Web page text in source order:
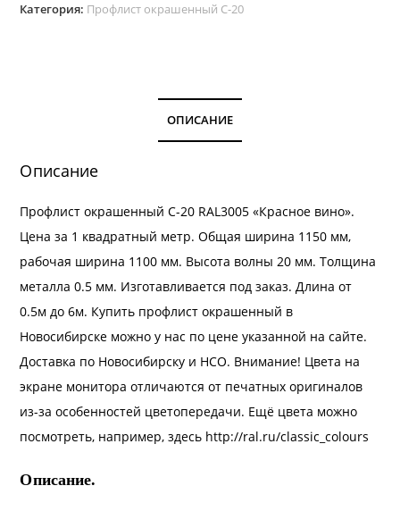
С-20.
мм
Категория: Профлист окрашенный С-20
ОПИСАНИЕ
Описание
Профлист окрашенный С-20 RAL3005 «Красное вино».
Цена за 1 квадратный метр. Общая ширина 1150 мм,
рабочая ширина 1100 мм. Высота волны 20 мм. Толщина
металла 0.5 мм. Изготавливается под заказ. Длина от
0.5м до 6м. Купить профлист окрашенный в
Новосибирске можно у нас по цене указанной на сайте.
Доставка по Новосибирску и НСО. Внимание! Цвета на
экране монитора отличаются от печатных оригиналов
из-за особенностей цветопередачи. Ещё цвета можно
посмотреть, например, здесь http://ral.ru/classic_colours
Описание.